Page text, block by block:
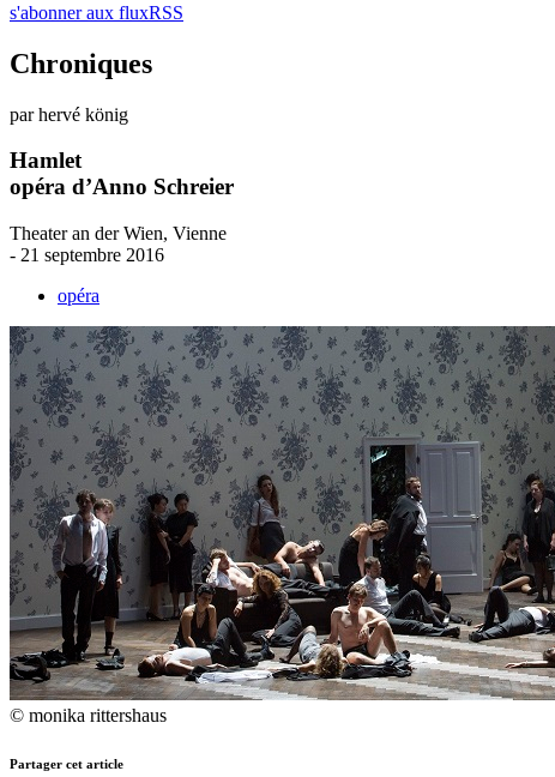
s'abonner aux fluxRSS
Chroniques
par hervé könig
Hamlet
opéra d’Anno Schreier
Theater an der Wien, Vienne
- 21 septembre 2016
opéra
© monika rittershaus
Partager cet article